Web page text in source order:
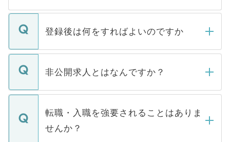
登録後は何をすればよいのですか
ご登録いただきましたら、弊社担当者がご
登録内容を確認し、その後メールもしくは
ます。通常、5営業日以内にはご連絡をせて
いただきますので、しばらくお待ちくださ
非公開求人とはなんですか？
マイナビDOCTORで取り扱っている求人の
うち約3割は、Webサイトからご覧いただ
けない「非公開求人」です。非公開求人は
下記の理由によって、一般には公開してい
転職・入職を強要されることはありま
せんか？